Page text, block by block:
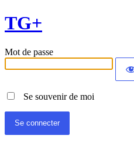
TG+
Mot de passe
Se souvenir de moi